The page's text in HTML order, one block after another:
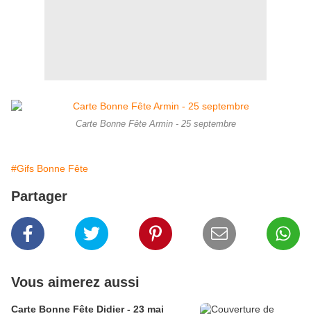
Carte Bonne Fête Armin - 25 septembre
#Gifs Bonne Fête
Partager
Vous aimerez aussi
Carte Bonne Fête Didier - 23 mai